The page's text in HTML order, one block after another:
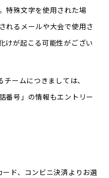
特殊文字を使用された場
れるメールや大会で使用さ
けが起こる可能性がござい
ームにつきましては、
番号」の情報もエントリー
ド、コンビニ決済よりお選